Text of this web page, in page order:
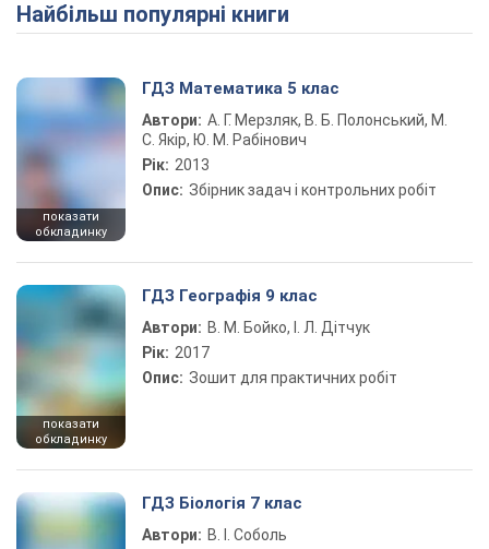
Найбільш популярні книги
показати
обкладинку
ГДЗ Математика 5 клас
Автори: А. Г. Мерзляк, В. Б. Полонський, М.
С. Якір, Ю. М. Рабінович
Рік: 2013
Опис: Збірник задач і контрольних робіт
показати
обкладинку
ГДЗ Географія 9 клас
Автори: В. М. Бойко, І. Л. Дітчук
Рік: 2017
Опис: Зошит для практичних робіт
ГДЗ Біологія 7 клас
Автори: В. І. Соболь